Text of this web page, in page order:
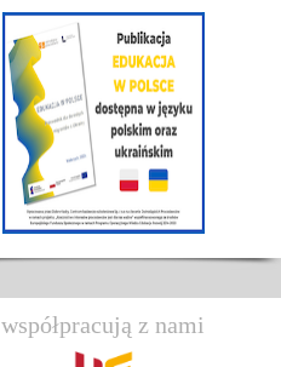
współpracują z nami